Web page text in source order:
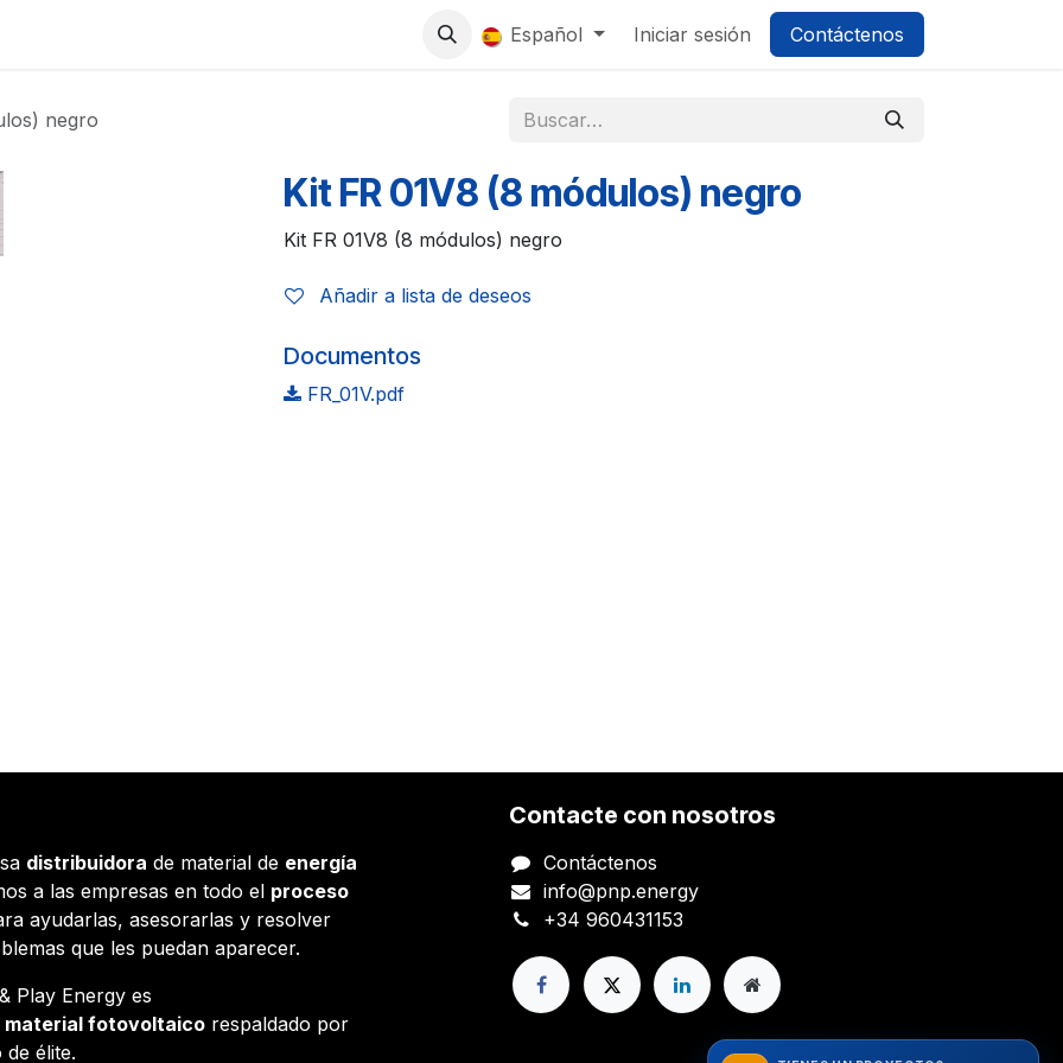
0 Español Iniciar sesión Contáctenos
negro
Kit FR 01V8 (8 módulos) negro
Kit FR 01V8 (8 módulos) negro
Añadir a lista de deseos
Documentos
FR_01V.pdf
distribuidora de material de energía
a las empresas en todo el proceso
ayudarlas, asesorarlas y resolver
que les puedan aparecer.
Play Energy es
material fotovoltaico respaldado por
élite.
Contacte con nosotros
Contáctenos
info@pnp.energy
+34 960431153